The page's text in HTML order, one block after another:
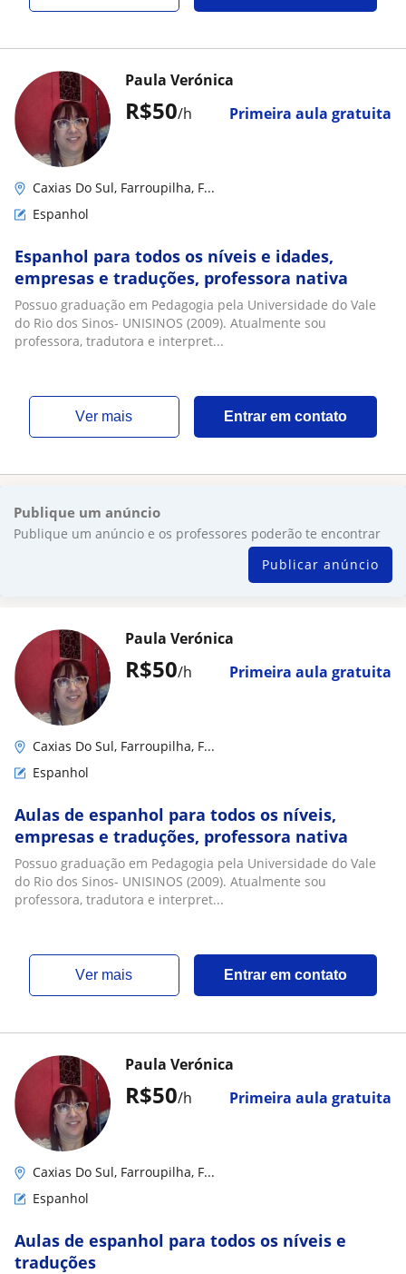
R$50/h Primeira aula gratuita
Paula Verónica
Caxias Do Sul, Farroupilha, F...
Espanhol
Espanhol para todos os níveis e idades,
empresas e traduções, professora nativa
Possuo graduação em Pedagogia pela Universidade do Vale
do Rio dos Sinos- UNISINOS (2009). Atualmente sou
professora, tradutora e interpret...
ver mais Entrar em contato
Publique um anúncio
Publique um anúncio e os professores poderão te encontrar
Publicar anúncio
R$50/h Primeira aula gratuita
Paula Verónica
Caxias Do Sul, Farroupilha, F...
Espanhol
Aulas de espanhol para todos os níveis,
empresas e traduções, professora nativa
Possuo graduação em Pedagogia pela Universidade do Vale
do Rio dos Sinos- UNISINOS (2009). Atualmente sou
professora, tradutora e interpret...
ver mais Entrar em contato
R$50/h Primeira aula gratuita
Paula Verónica
Caxias Do Sul, Farroupilha, F...
Espanhol
Aulas de espanhol para todos os níveis e
traduções